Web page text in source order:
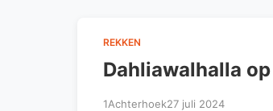
REKKEN
Dahliawalhalla
1Achterhoek27 juli 2024